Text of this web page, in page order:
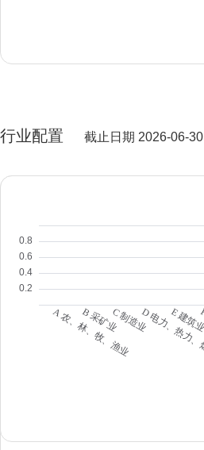
行业配置 截止日期 2026-06-30